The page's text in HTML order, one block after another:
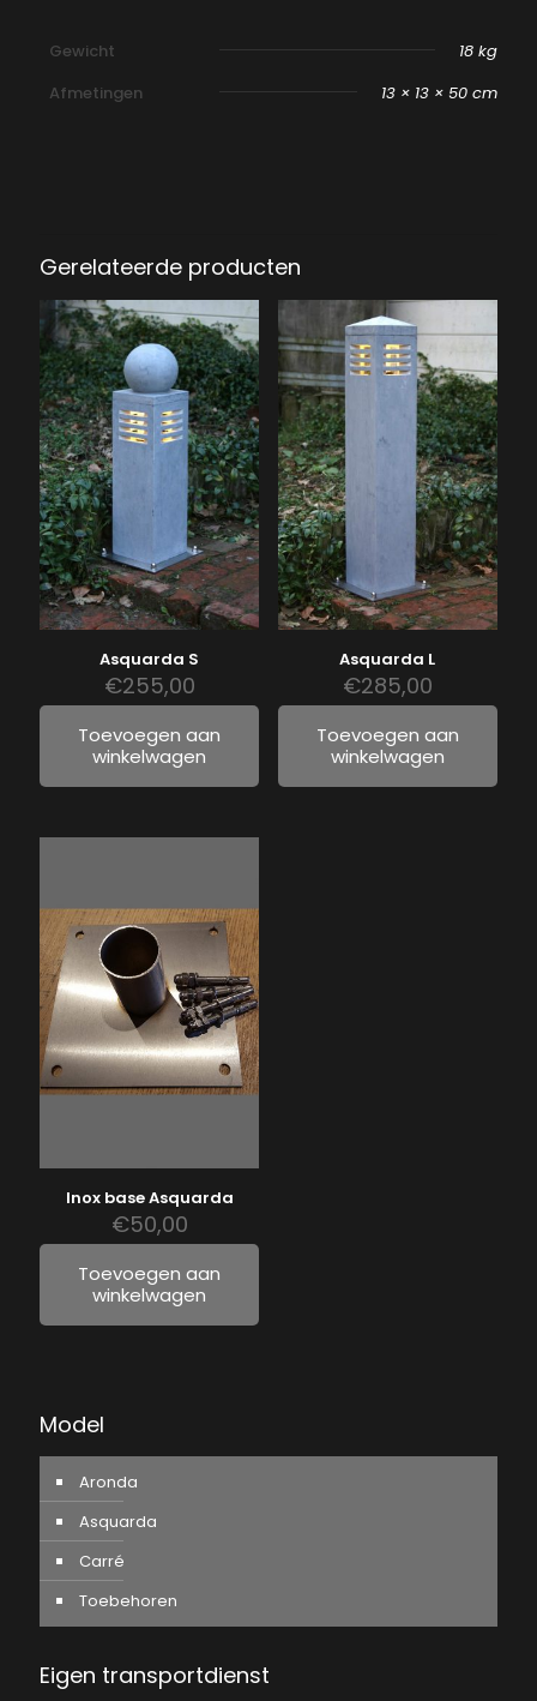
Gewicht
18 kg
Afmetingen
13 × 13 × 50 cm
Gerelateerde producten
Asquarda S
€255,00
Toevoegen aan
winkelwagen
Asquarda L
€285,00
Toevoegen aan
winkelwagen
Inox base Asquarda
€50,00
Toevoegen aan
winkelwagen
Model
Aronda
Asquarda
Carré
Toebehoren
Eigen transportdienst